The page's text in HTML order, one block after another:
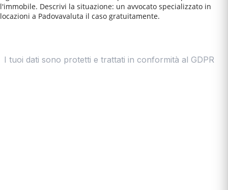
l'immobile. Descrivi la situazione: un avvocato specializzato in
locazioni a Padovavaluta il caso gratuitamente.